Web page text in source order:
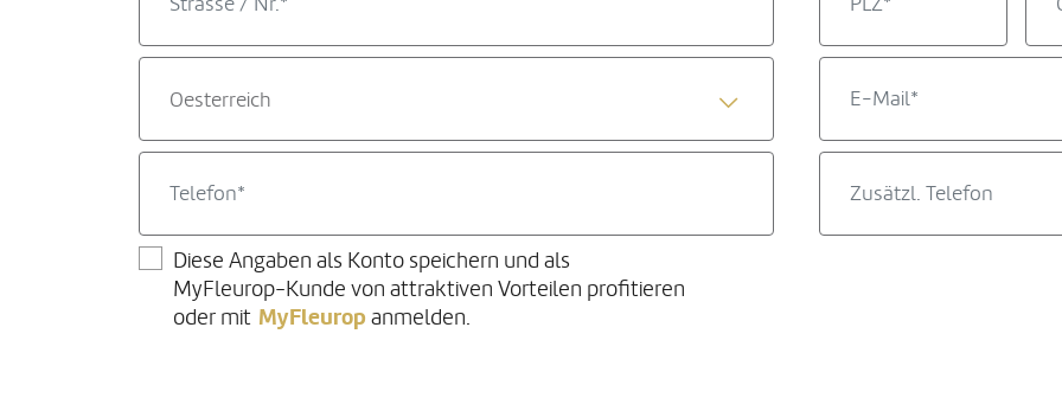
Oesterreich
Diese Angaben als Konto speichern und als
MyFleurop-Kunde von attraktiven Vorteilen profitieren
oder mit MyFleurop anmelden.